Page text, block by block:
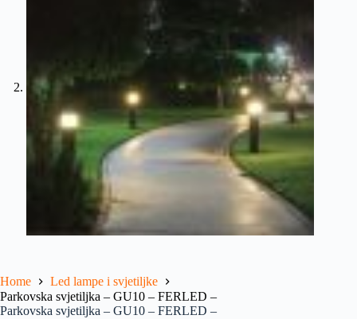
Home
Led lampe i svjetiljke
Parkovska svjetiljka – GU10 – FERLED –
Parkovska svjetiljka – GU10 – FERLED –